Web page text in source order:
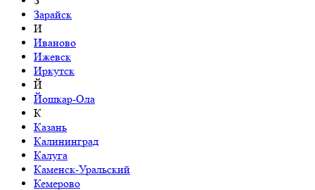
Зарайск
И
Иваново
Ижевск
Иркутск
Й
Йошкар-Ола
К
Казань
Калининград
Калуга
Каменск-Уральский
Кемерово